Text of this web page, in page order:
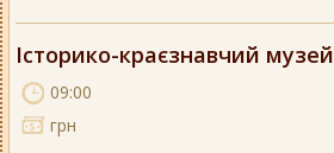
Історико-краєзнавчий музей
09:00
грн